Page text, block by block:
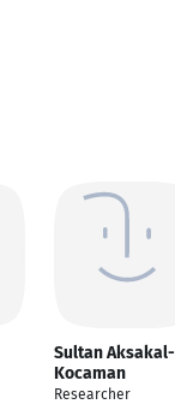
Sultan Aksakal-
Kocaman
Researcher